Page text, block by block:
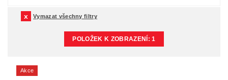
Vymazat všechny filtry
POLOŽEK K ZOBRAZENÍ:1
Akce